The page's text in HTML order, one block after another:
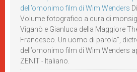
dell’omonimo film di Wim Wenders
Volume fotografico a cura di
Viganò e Gianluca della Maggiore
Francesco. Un uomo di parola”,
dell’omonimo film di Wim Wenders
ZENIT - Italiano.